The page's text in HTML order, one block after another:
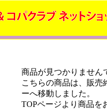
商品が見つかりません
こちらの商品は、販売
ーへ移動しました。
TOPページより商品を